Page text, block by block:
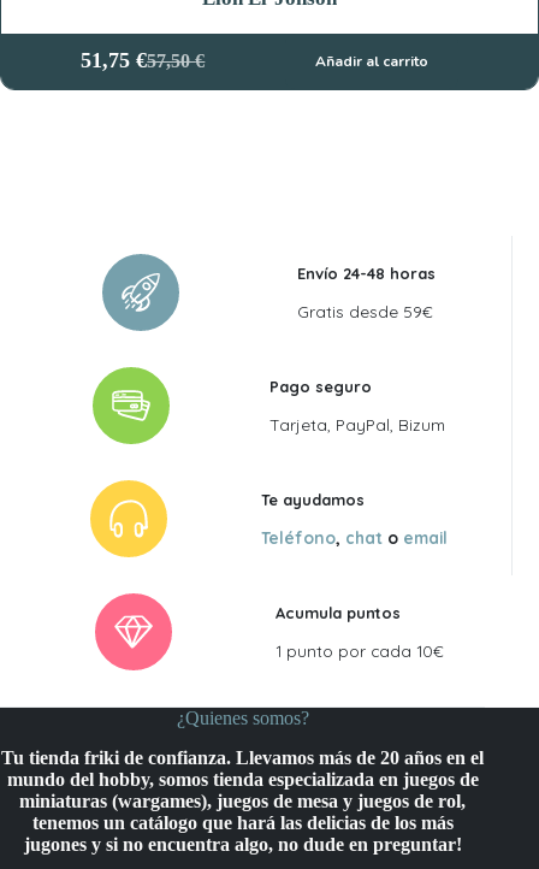
57,50€
El
precio
51,75€El
precio
Añadir al carrito
Envío 24-48 horas
Gratis desde 59€
Pago seguro
Tarjeta, PayPal, Bizum
Te ayudamos
Teléfono, chat o email
Acumula puntos
1 punto por cada 10€
¿Quienes somos?
Tu tienda friki de confianza. Llevamos más de 20 años en el
mundo del hobby, somos tienda especializada en juegos de
miniaturas (wargames), juegos de mesa y juegos de rol,
tenemos un catálogo que hará las delicias de los más
jugones y si no encuentra algo, no dude en preguntar!